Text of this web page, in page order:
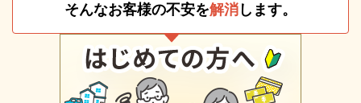
そんなお客様の不安を解消 します。